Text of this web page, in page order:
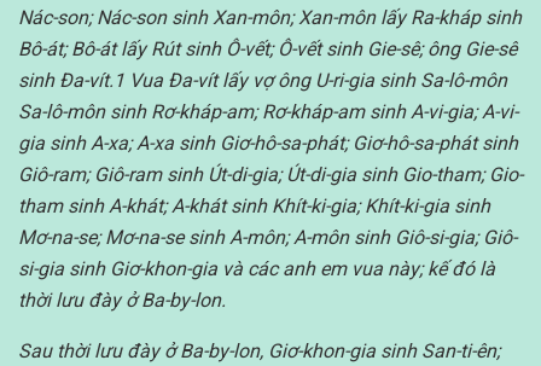
Nác-son; Nác-son sinh Xan-môn; Xan-môn lấy Ra-kháp sinh
Bô-át; Bô-át lấy Rút sinh Ô-vết; Ô-vết sinh Gie-sê; ông Gie-sê
sinh Đa-vít.1 Vua Đa-vít lấy vợ ông U-ri-gia sinh Sa-lô-môn
Sa-lô-môn sinh Rơ-kháp-am; Rơ-kháp-am sinh A-vi-gia; A-vi-
gia sinh A-xa; A-xa sinh Giơ-hô-sa-phát; Giơ-hô-sa-phát sinh
Giô-ram; Giô-ram sinh Út-di-gia; Út-di-gia sinh Gio-tham; Gio-
tham sinh A-khát; A-khát sinh Khít-ki-gia; Khít-ki-gia sinh
Mơ-na-se; Mơ-na-se sinh A-môn; A-môn sinh Giô-si-gia; Giô-
si-gia sinh Giơ-khon-gia và các anh em vua này; kế đó là
thời lưu đày ở Ba-by-lon.
Sau thời lưu đày ở Ba-by-lon, Giơ-khon-gia sinh San-ti-ên;